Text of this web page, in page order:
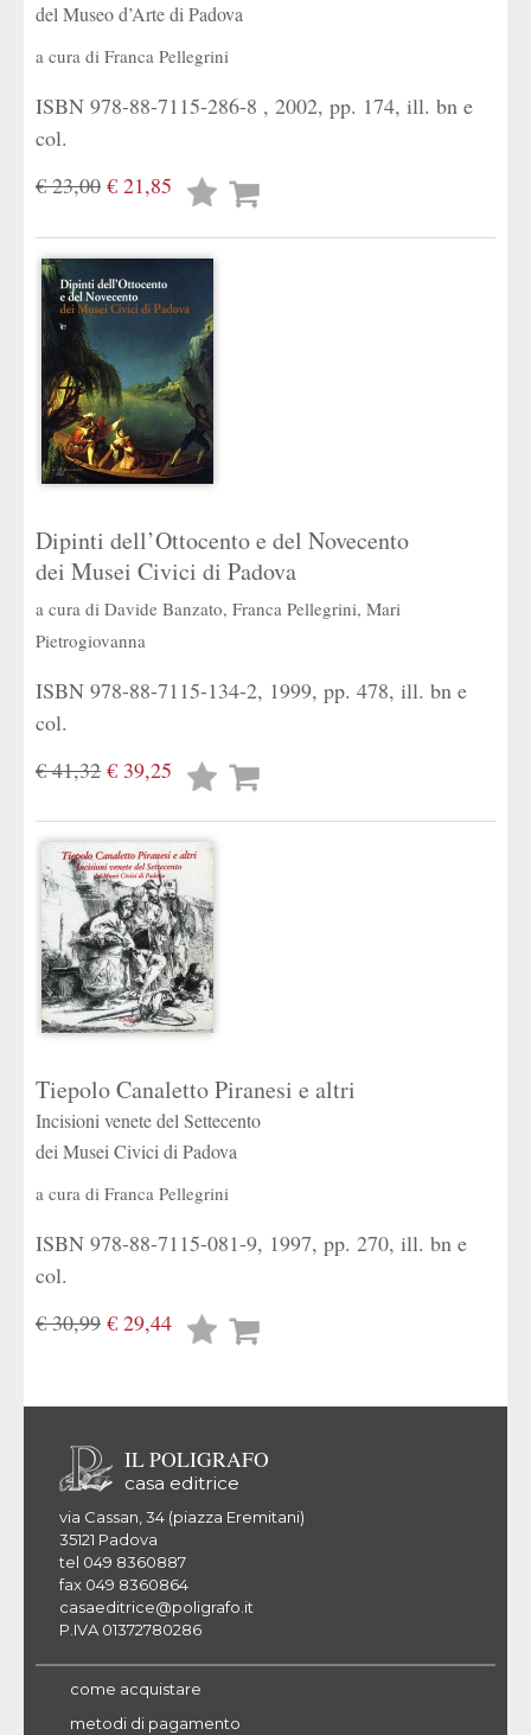
del Museo d’Arte di Padova
a cura di Franca Pellegrini
ISBN 978-88-7115-286-8 , 2002, pp. 174, ill. bn e
col.
€ 23,00 € 21,85
Lista
Dipinti dell’Ottocento e del Novecento
dei Musei Civici di Padova
a cura di Davide Banzato, Franca Pellegrini, Mari
Pietrogiovanna
ISBN 978-88-7115-134-2, 1999, pp. 478, ill. bn e
col.
€ 41,32 € 39,25
Lista
Tiepolo Canaletto Piranesi e altri
Incisioni venete del Settecento
dei Musei Civici di Padova
a cura di Franca Pellegrini
ISBN 978-88-7115-081-9, 1997, pp. 270, ill. bn e
col.
€ 30,99 € 29,44
Lista
IL POLIGRAFO
casa editrice
via Cassan, 34 (piazza Eremitani)
35121 Padova
tel 049 8360887
fax 049 8360864
casaeditrice@poligrafo.it
P.IVA 01372780286
come acquistare
metodi di pagamento